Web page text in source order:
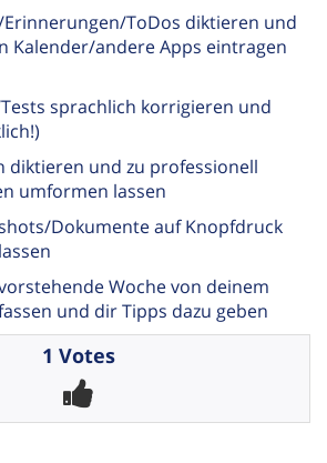
ToDos diktieren und
Kalender/andere Apps eintragen
sprachlich korrigieren und
diktieren und zu professionell
umformen lassen
Dokumente auf Knopfdruck
Woche von deinem
und dir Tipps dazu geben
1 Votes